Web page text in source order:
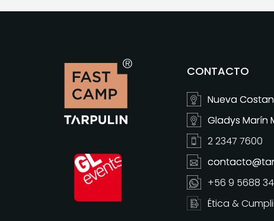
CONTACTO
Nueva
Gladys Marín
2 2347 7600
+56 9 5688
Ética &